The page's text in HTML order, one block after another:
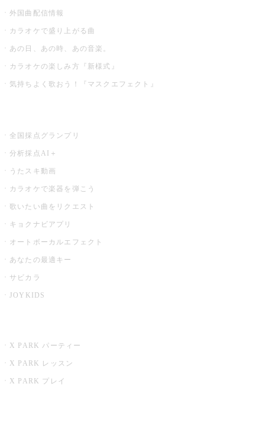
外国曲配信情報
カラオケで盛り上がる曲
あの日、あの時、あの音楽。
カラオケの楽しみ方『新様式』
気持ちよく歌おう！『マスクエフェクト』
全国採点グランプリ
分析採点AI＋
うたスキ動画
カラオケで楽器を弾こう
歌いたい曲をリクエスト
キョクナビアプリ
オートボーカルエフェクト
あなたの最適キー
サビカラ
JOYKIDS
X PARK パーティー
X PARK レッスン
X PARK プレイ